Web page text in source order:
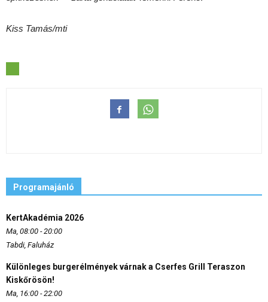
Kiss Tamás/mti
Programajánló
KertAkadémia 2026
Ma, 08:00 - 20:00
Tabdi, Faluház
Különleges burgerélmények várnak a Cserfes Grill Teraszon
Kiskőrösön!
Ma, 16:00 - 22:00